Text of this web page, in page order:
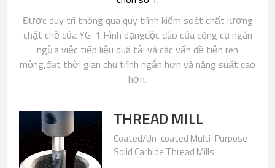
Được duy trì thông qua quy trình kiểm soát chất lượng
chặt chẽ của YG-1 Hình dạngđộc đáo của công cụ ngăn
ngừa việc tiếp liệu quá tải và các vấn đề tiện ren
mỏng,đạt thời gian chu trình ngắn hơn và năng suất cao
hơn.
THREAD MILL
Coated/Un-coated Multi-Purpose
Solid Carbide Thread Mills